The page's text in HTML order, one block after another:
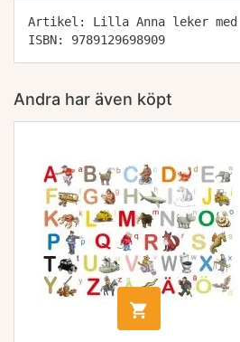
Artikel: Lilla Anna leker
ISBN: 9789129698909
Andra har även köpt
